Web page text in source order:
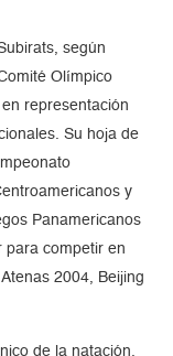
según
Olímpico
representación
Su hoja de
y
Panamericanos
para competir en
2004, Beijing
de la natación.